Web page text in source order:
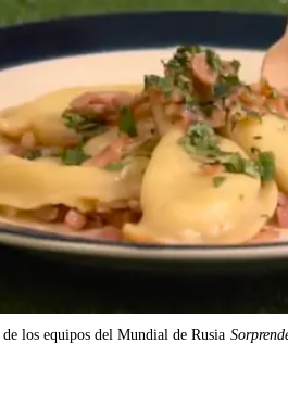
los equipos del Mundial de Rusia